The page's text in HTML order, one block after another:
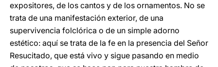
expositores, de los cantos y de los ornamentos. No se
trata de una manifestación exterior, de una
supervivencia folclórica o de un simple adorno
estético: aquí se trata de la fe en la presencia del Señor
Resucitado, que está vivo y sigue pasando en medio